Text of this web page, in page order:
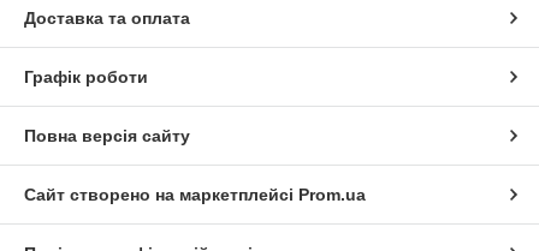
Доставка та оплата
Графік роботи
Повна версія сайту
Сайт створено на маркетплейсі Prom.ua